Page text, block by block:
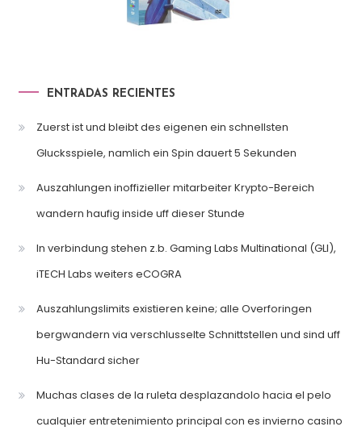
ENTRADAS RECIENTES
Zuerst ist und bleibt des eigenen ein schnellsten
Glucksspiele, namlich ein Spin dauert 5 Sekunden
Auszahlungen inoffizieller mitarbeiter Krypto-Bereich
wandern haufig inside uff dieser Stunde
In verbindung stehen z.b. Gaming Labs Multinational (GLI),
iTECH Labs weiters eCOGRA
Auszahlungslimits existieren keine; alle Overforingen
bergwandern via verschlusselte Schnittstellen und sind uff
Hu-Standard sicher
Muchas clases de la ruleta desplazandolo hacia el pelo
cualquier entretenimiento principal con es invierno casino